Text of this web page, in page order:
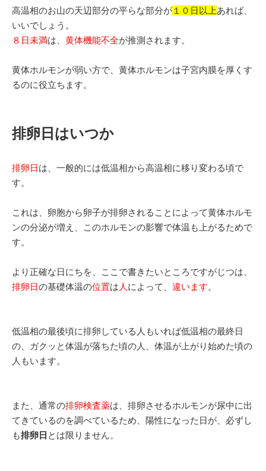
高温相のお山の天辺部分の平らな部分が １０日以上あれば、
いいでしょう。
８日未満は、 黄体機能不全が推測されます。
黄体ホルモンが弱い方で、黄体ホルモンは子宮内膜を厚くす
るのに役立ちます。
排卵日はいつか
排卵日は、一般的には低温相から高温相に移り変わる頃で
す。
これは、卵胞から卵子が排卵されることによって黄体ホルモ
ンの分泌が増え、このホルモンの影響で体温も上がるためで
す。
より正確な日にちを、ここで書きたいところですがじつは、
排卵日の基礎体温の位置は 人 によって、 違います。
低温相の最後頃に排卵している人もいれば低温相の最終日
の、ガクッと体温が落ちた頃の人、体温が上がり始めた頃の
人もいます。
また、通常の排卵検査薬は、排卵させるホルモンが尿中に出
てきているのを調べているため、陽性になった日が、必ずし
も排卵日 とは限りません。